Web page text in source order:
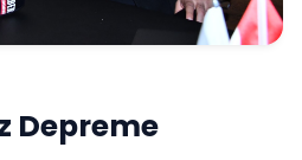
Depreme